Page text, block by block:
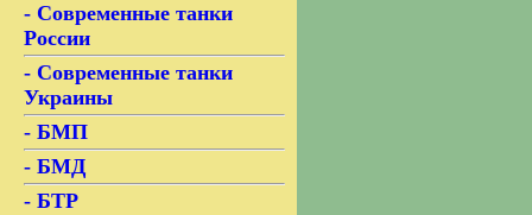
- Современные танки
России
- Современные танки
Украины
- БМП
- БМД
- БТР